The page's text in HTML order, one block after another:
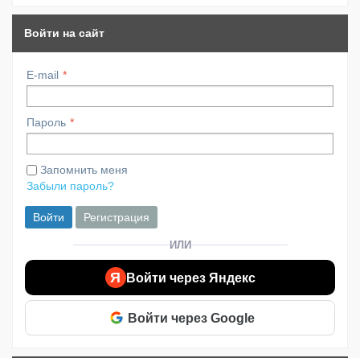
Войти на сайт
E-mail
Пароль
Запомнить меня
Забыли пароль?
Войти Регистрация
ИЛИ
Я Войти через Яндекс
Войти через Google